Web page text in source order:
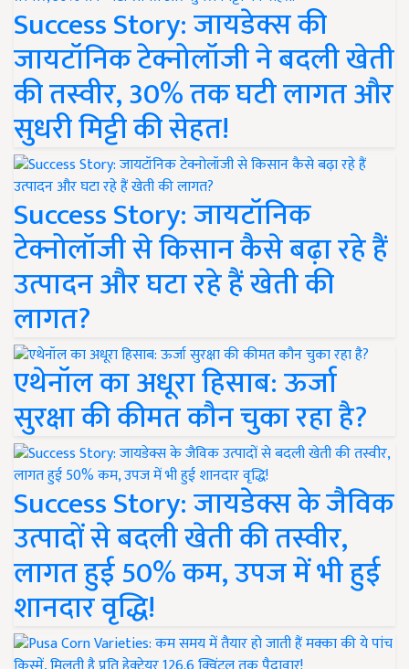
Success Story: जायडेक्स की
जायटॉनिक टेक्नोलॉजी ने बदली खेती
की तस्वीर, 30% तक घटी लागत और
सुधरी मिट्टी की सेहत!
Success Story: जायटॉनिक
टेक्नोलॉजी से किसान कैसे बढ़ा रहे हैं
उत्पादन और घटा रहे हैं खेती की
लागत?
एथेनॉल का अधूरा हिसाब: ऊर्जा
सुरक्षा की कीमत कौन चुका रहा है?
Success Story: जायडेक्स के जैविक
उत्पादों से बदली खेती की तस्वीर,
लागत हुई 50% कम, उपज में भी हुई
शानदार वृद्धि!